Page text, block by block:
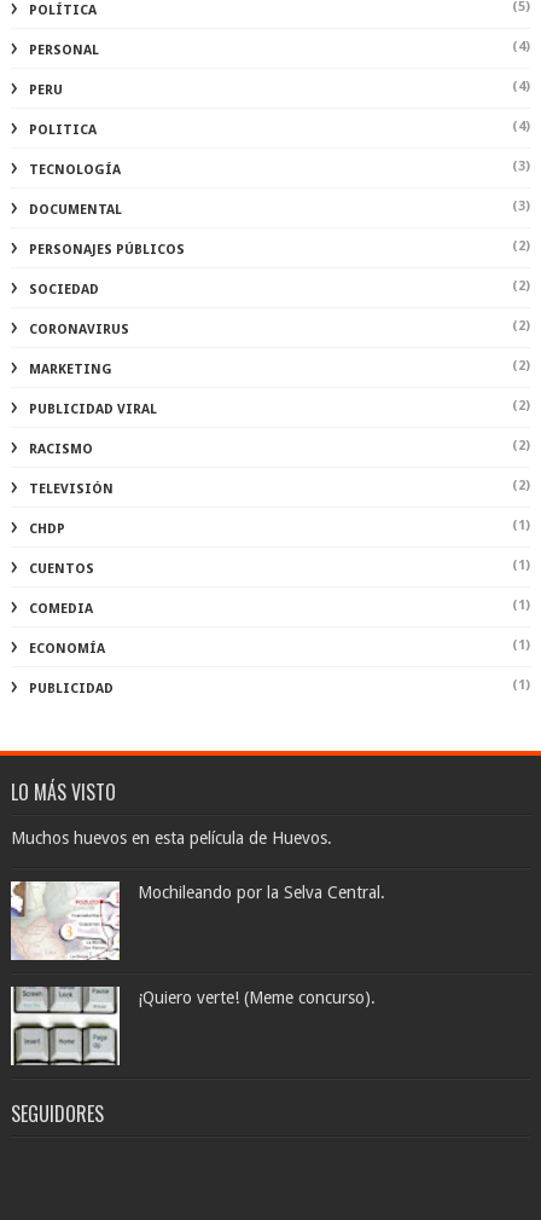
POLÍTICA (5)
PERSONAL (4)
PERU (4)
POLITICA (4)
TECNOLOGÍA (3)
DOCUMENTAL (3)
PERSONAJES PÚBLICOS (2)
SOCIEDAD (2)
CORONAVIRUS (2)
MARKETING (2)
PUBLICIDAD VIRAL (2)
RACISMO (2)
TELEVISIÓN (2)
CHDP (1)
CUENTOS (1)
COMEDIA (1)
ECONOMÍA (1)
PUBLICIDAD (1)
LO MÁS VISTO
Muchos huevos en esta película de Huevos.
Mochileando por la Selva Central.
¡Quiero verte! (Meme concurso).
SEGUIDORES